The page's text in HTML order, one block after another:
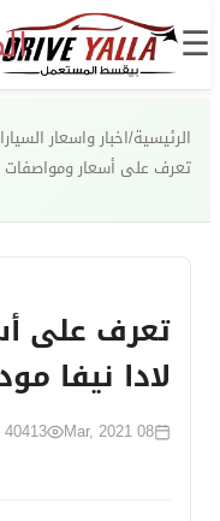
☰
الرئيسية/اخبار واسعار
تعرف على أسعار ومواصفات لادا
تعرف على
لادا نيفا موديل 2021
08 Mar, 2021
40413